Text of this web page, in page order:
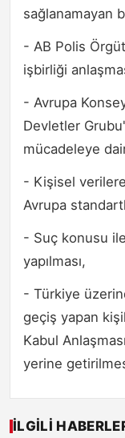
sağlanamayan
- AB Polis
işbirliği
- Avrupa
Devletler
mücadeleye
- Kişisel
Avrupa
- Suç konusu
yapılması,
- Türkiye
geçiş yapan
Kabul
yerine
İLGILI